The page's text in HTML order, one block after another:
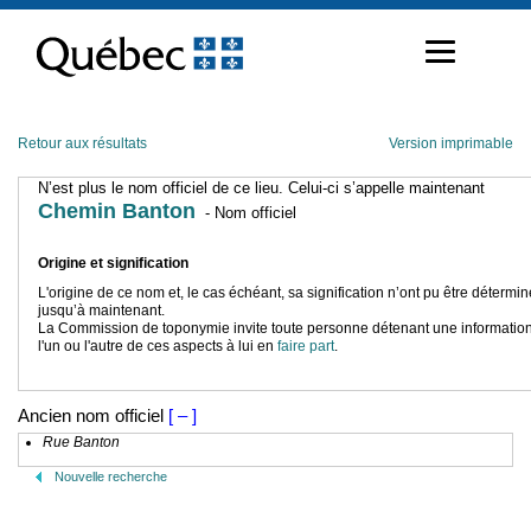
contenu
Retour aux résultats Version imprimable
N’est plus le nom officiel de ce lieu. Celui-ci s’appelle maintenant
Chemin Banton - Nom officiel
Origine et signification
L'origine de ce nom et, le cas échéant, sa signification n’ont pu être
jusqu’à maintenant.
La Commission de toponymie invite toute personne détenant une
l'un ou l'autre de ces aspects à lui en faire part.
Ancien nom officiel [ – ]
Rue Banton
Nouvelle recherche